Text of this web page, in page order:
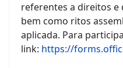
referentes a direitos e
bem como ritos
aplicada. Para
link: https://